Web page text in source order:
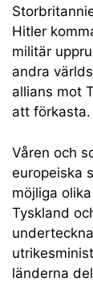
Hitler
militär
andra
allians mot
att förkasta.
Våren och
europeiska
möjliga
Tyskland
länderna